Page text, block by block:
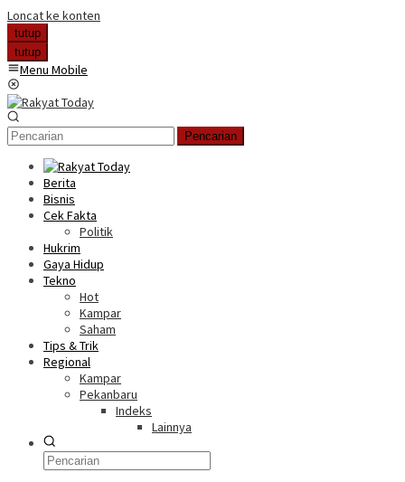
Loncat ke konten
tutup
tutup
Menu Mobile
Pencarian
Berita
Bisnis
Cek Fakta
Politik
Hukrim
Gaya Hidup
Tekno
Hot
Kampar
Saham
Tips & Trik
Regional
Kampar
Pekanbaru
Indeks
Lainnya